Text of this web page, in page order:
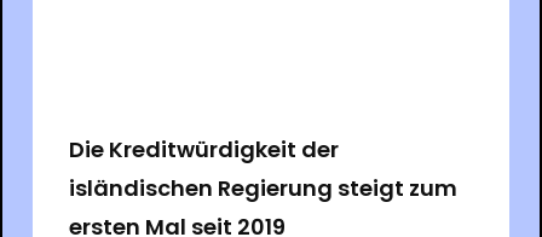
Die Kreditwürdigkeit der
isländischen Regierung steigt zum
ersten Mal seit 2019